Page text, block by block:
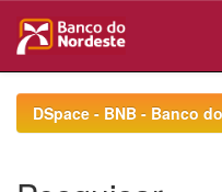
navigationDSpace - BNB - Banco